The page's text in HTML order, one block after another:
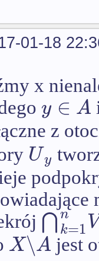
01-18
x
y ∈ A
z
Uy
⋂n
k=1V
X∖A jest